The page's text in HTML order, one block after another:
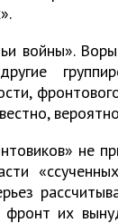
войны».
не
фронт их